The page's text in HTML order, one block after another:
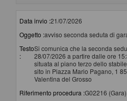
Data invio :21/07/2026
Oggetto :avviso seconda seduta di
Testo
:
Si comunica che la seconda
28/07/2026 a partire dalle ore
situata al piano terzo dello
sito in Piazza Mario Pagano, 1
Valentina del Grosso
Riferimento procedura :G02216 (Gara)